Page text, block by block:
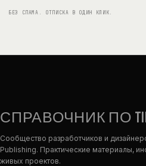
БЕЗ СПАМА. ОТПИСКА В ОДИН КЛИК.
СПРАВОЧНИК ПО
Сообщество разработчиков и
Publishing. Практические материалы,
живых проектов.